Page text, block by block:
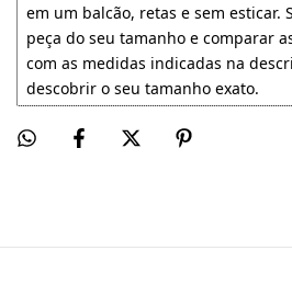
em um balcão, retas e sem esticar.
peça do seu tamanho e comparar
com as medidas indicadas na
descobrir o seu tamanho exato.